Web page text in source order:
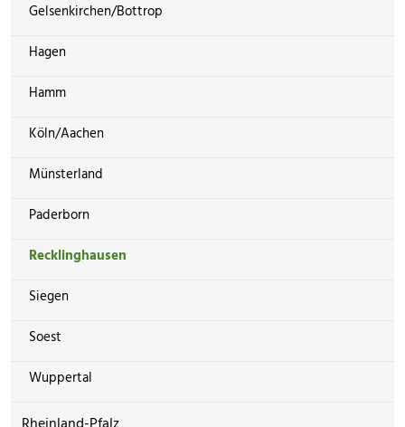
Gelsenkirchen/Bottrop
Hagen
Hamm
Köln/Aachen
Münsterland
Paderborn
Recklinghausen
Siegen
Soest
Wuppertal